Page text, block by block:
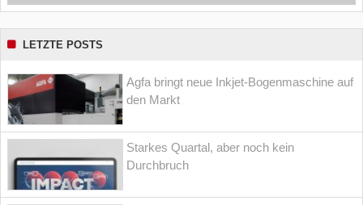
LETZTE POSTS
Agfa bringt neue Inkjet-Bogenmaschine auf
den Markt
Starkes Quartal, aber noch kein
Durchbruch